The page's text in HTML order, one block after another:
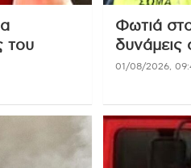
του
Φωτιά
δυνάμεις
01/08/2026,